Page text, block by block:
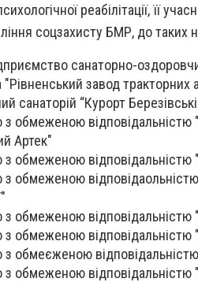
реабілітації, її
соцзахисту БМР, до таких
санаторно-
завод тракторних
санаторій “Курорт
з обмеженою
Артек"
з обмеженою відповідальністю
з обмеженою
з обмеженою відповідальністю
обмеженою відповідальністю
з обмеєженою
обмеженою відповідальністю